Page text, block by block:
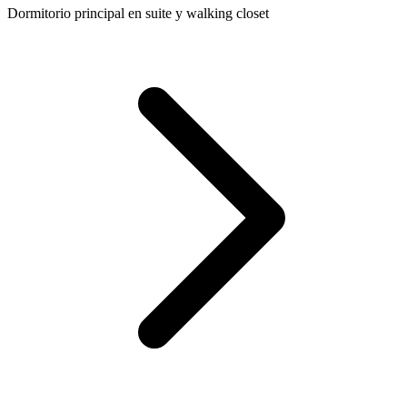
Dormitorio principal en suite y walking closet